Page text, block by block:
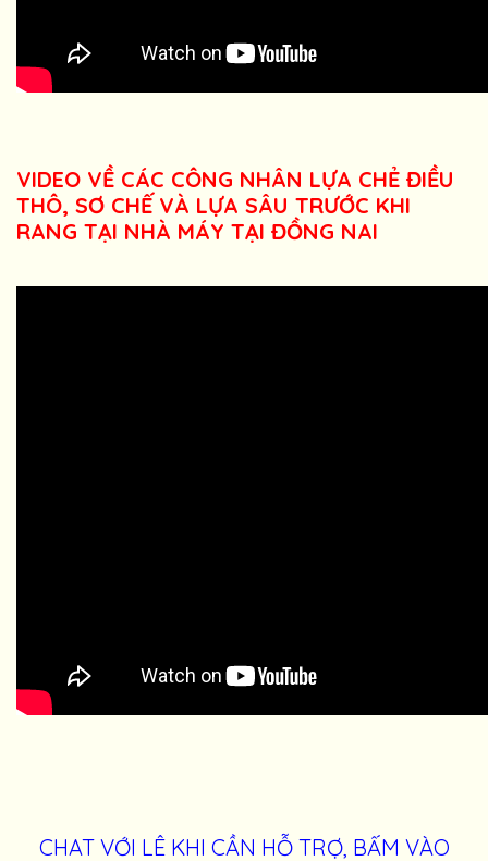
VIDEO VỀ CÁC CÔNG NHÂN LỰA CHẺ ĐIỀU
THÔ, SƠ CHẾ VÀ LỰA SÂU TRƯỚC KHI
RANG TẠI NHÀ MÁY TẠI ĐỒNG NAI
CHAT VỚI LÊ KHI CẦN HỖ TRỢ, BẤM VÀO